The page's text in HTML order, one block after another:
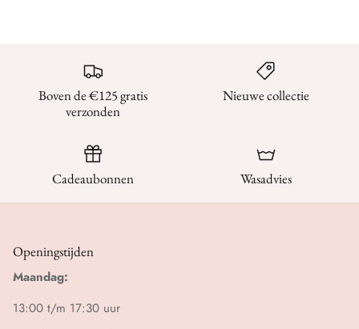
Boven de €125 gratis
verzonden
Nieuwe collectie
Cadeaubonnen Wasadvies
Openingstijden
Maandag:
13:00 t/m 17:30 uur